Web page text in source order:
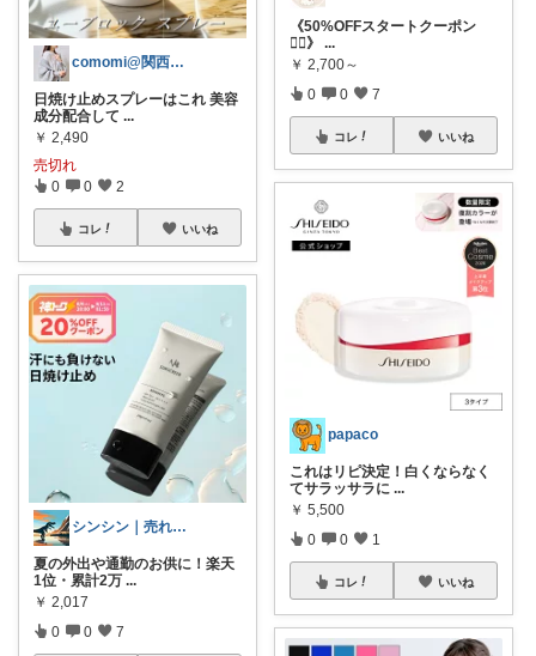
comomi@関西ママ
日焼け止めスプレーはこれ 美容
成分配合して ...
￥ 2,490
売切れ
0 0 2
コレ いいね
シンシン｜売れ筋&お得情報
夏の外出や通勤のお供に！楽天
1位・累計2万 ...
￥ 2,017
0 0 7
《50%OFFスタートクーポン
❤️‍🔥》 ...
￥ 2,700～
0 0 7
コレ いいね
papaco
これはリピ決定！白くならなく
てサラッサラに ...
￥ 5,500
0 0 1
コレ いいね